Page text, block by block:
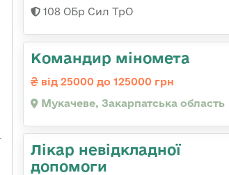
108 ОБр Сил ТрО
Командир міномета
від 25000 до 125000 грн
Мукачеве, Закарпатська область
Лікар невідкладної
допомоги